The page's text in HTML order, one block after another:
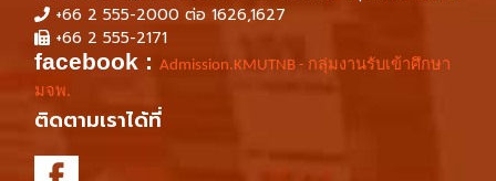
+66 2 555-2000 ต่อ 1626,1627
+66 2 555-2171
facebook : Admission.KMUTNB - กลุ่มงานรับเข้าศึกษา
มจพ.
ติดตามเราได้ที่